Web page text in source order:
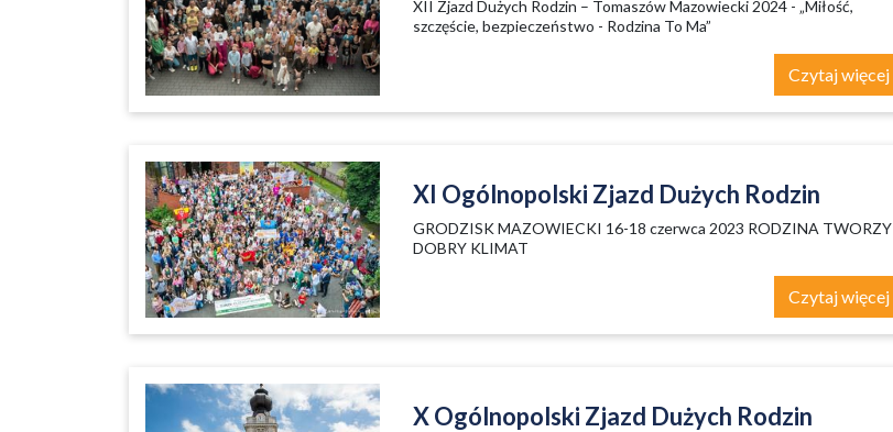
XII Zjazd Dużych Rodzin – Tomaszów Mazowiecki 2024 - „Miłość,
szczęście, bezpieczeństwo - Rodzina To Ma”
Czytaj więcej
XI Ogólnopolski Zjazd Dużych Rodzin
GRODZISK MAZOWIECKI 16-18 czerwca 2023 RODZINA TWORZY
DOBRY KLIMAT
Czytaj więcej
X Ogólnopolski Zjazd Dużych Rodzin